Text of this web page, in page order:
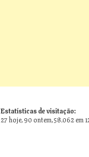
Estatísticas de visitação:
27 hoje, 90 ontem, 58.062 em